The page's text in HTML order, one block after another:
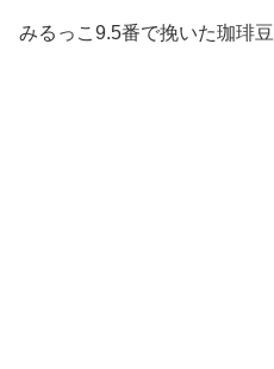
みるっこ9.5番で挽いた珈琲豆